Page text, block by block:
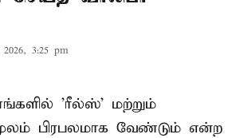
3:25 pm
'ரீல்ஸ்' மற்றும்
பிரபலமாக வேண்டும் என்ற